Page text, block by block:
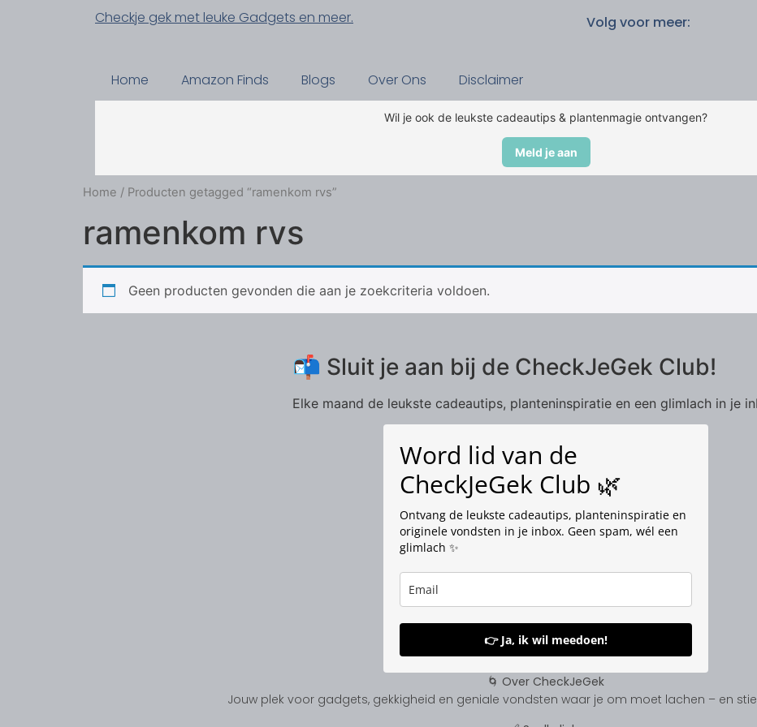
Checkje gek met leuke Gadgets en meer. Volg voor meer:
Home Amazon Finds Blogs Over Ons Disclaimer
Wil je ook de leukste cadeautips & plantenmagie ontvangen?
Meld je aan
Home / Producten getagged “ramenkom rvs”
ramenkom rvs
Geen producten gevonden die aan je zoekcriteria voldoen.
📬 Sluit je aan bij de CheckJeGek Club!
Elke maand de leukste cadeautips, planteninspiratie en een glimlach in je
Word lid van de
CheckJeGek Club 🌿
Ontvang de leukste cadeautips, planteninspiratie en
originele vondsten in je inbox. Geen spam, wél een
glimlach ✨
👉 Ja, ik wil meedoen!
🌀 Over CheckJeGek
Jouw plek voor gadgets, gekkigheid en geniale vondsten waar je om moet lachen – en